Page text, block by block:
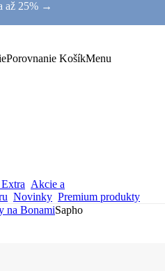
až 25% →
Porovnanie KošíkMenu
Akcie a
Novinky Premium produkty
na BonamiSapho